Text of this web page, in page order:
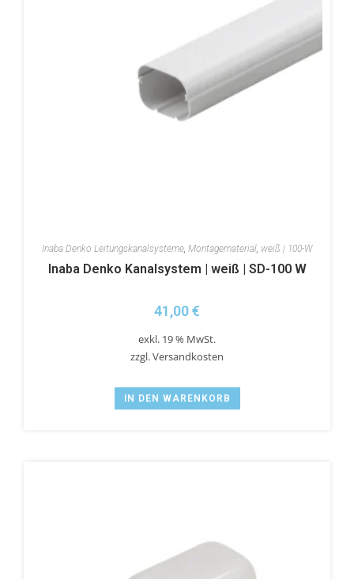
Inaba Denko Leitungskanalsysteme, Montagematerial, weiß | 100-W
Inaba Denko Kanalsystem | weiß | SD-100 W
41,00€
exkl. 19 % MwSt.
zzgl.Versandkosten
IN DEN WARENKORB